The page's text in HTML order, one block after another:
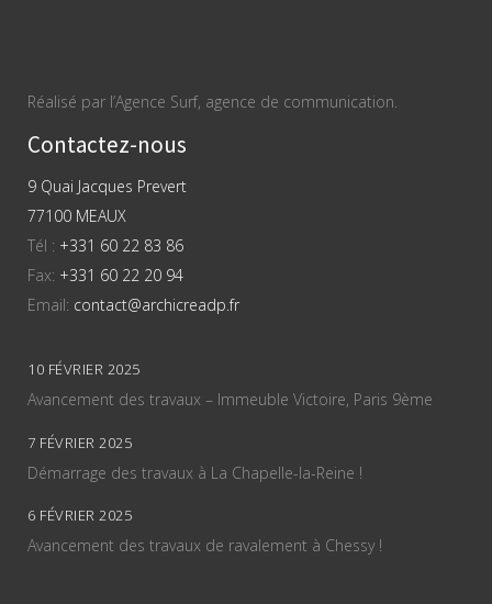
Réalisé par l’Agence Surf, agence de communication.
Contactez-nous
9 Quai Jacques Prevert
77100 MEAUX
Tél : +331 60 22 83 86
Fax: +331 60 22 20 94
Email: contact@archicreadp.fr
10 FÉVRIER 2025
Avancement des travaux – Immeuble Victoire, Paris 9ème
7 FÉVRIER 2025
Démarrage des travaux à La Chapelle-la-Reine !
6 FÉVRIER 2025
Avancement des travaux de ravalement à Chessy !